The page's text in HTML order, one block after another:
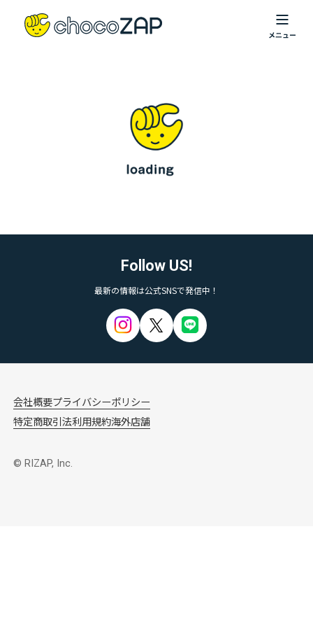
Follow US!
最新の情報は公式SNSで発信中！
会社概要プライバシーポリシー
特定商取引法利用規約海外店舗
© RIZAP, Inc.